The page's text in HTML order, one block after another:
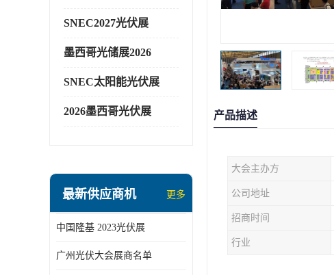
SNEC2027光伏展
墨西哥光储展2026
SNEC太阳能光伏展
2026墨西哥光伏展
最新供应商机 更多
中国隆基 2023光伏展
广州光伏大会展商名单
产品描述
大会主办方
公司地址
招商时间
行业